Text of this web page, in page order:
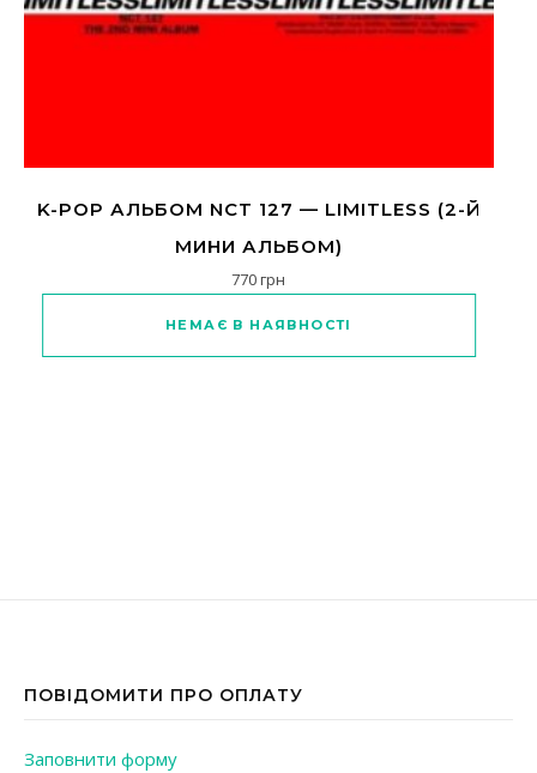
K-POP АЛЬБОМ NCT 127 — LIMITLESS (2-Й
МИНИ АЛЬБОМ)
770грн
НЕМАЄ В НАЯВНОСТІ
ПОВІДОМИТИ ПРО ОПЛАТУ
Заповнити форму